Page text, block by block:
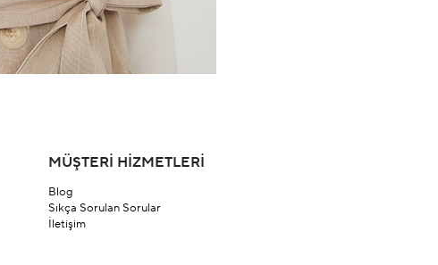
MÜŞTERİ HİZMETLERİ
Blog
Sıkça Sorulan Sorular
İletişim